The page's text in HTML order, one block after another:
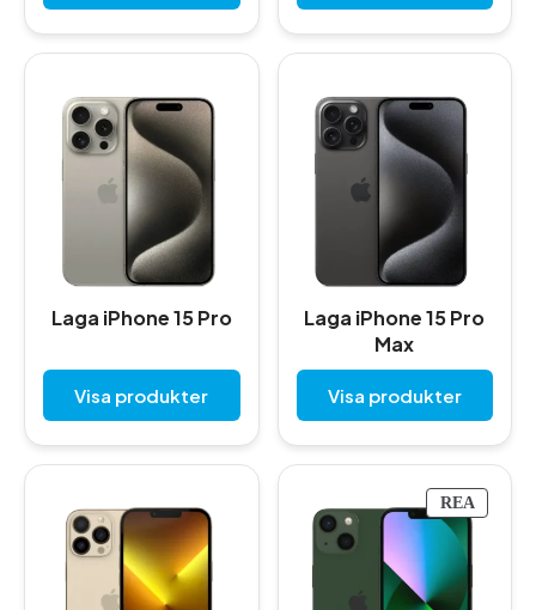
Laga iPhone 15 Pro
Visa produkter
Laga iPhone 15 Pro
Max
Visa produkter
REAP
R